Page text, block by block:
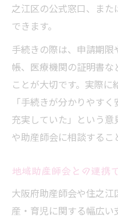
之江区の公式窓口、ま
できます。
手続きの際は、申請期
帳、医療機関の証明書な
ことが大切です。実際
「手続きが分かりやす
充実していた」という
や助産師会に相談するこ
地域助産師会との連携
大阪府助産師会や住之
産・育児に関する幅広